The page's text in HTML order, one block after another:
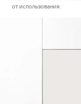
от использования.